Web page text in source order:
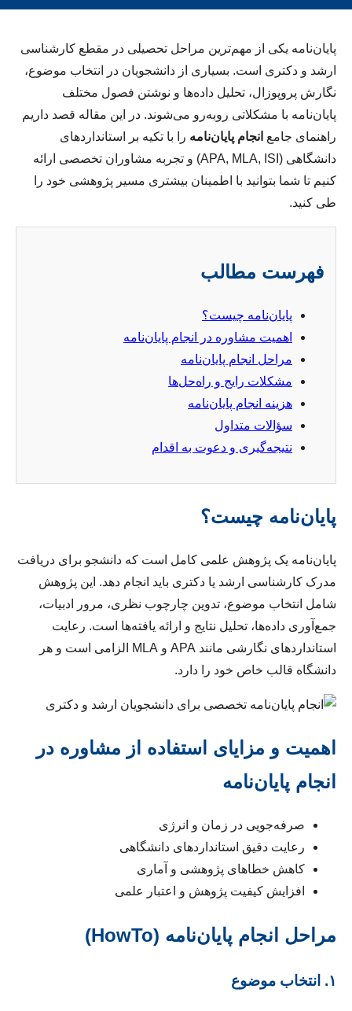
پایان‌نامه یکی از مهم‌ترین مراحل تحصیلی در مقطع کارشناسی
ارشد و دکتری است. بسیاری از دانشجویان در انتخاب موضوع،
نگارش پروپوزال، تحلیل داده‌ها و نوشتن فصول مختلف
پایان‌نامه با مشکلاتی روبه‌رو می‌شوند. در این مقاله قصد داریم
راهنمای جامع انجام پایان‌نامه را با تکیه بر استانداردهای
دانشگاهی (APA, MLA, ISI) و تجربه مشاوران تخصصی ارائه
کنیم تا شما بتوانید با اطمینان بیشتری مسیر پژوهشی خود را
طی کنید.
فهرست مطالب
پایان‌نامه چیست؟
اهمیت مشاوره در انجام پایان‌نامه
مراحل انجام پایان‌نامه
مشکلات رایج و راه‌حل‌ها
هزینه انجام پایان‌نامه
سؤالات متداول
نتیجه‌گیری و دعوت به اقدام
پایان‌نامه چیست؟
پایان‌نامه یک پژوهش علمی کامل است که دانشجو برای دریافت
مدرک کارشناسی ارشد یا دکتری باید انجام دهد. این پژوهش
شامل انتخاب موضوع، تدوین چارچوب نظری، مرور ادبیات،
جمع‌آوری داده‌ها، تحلیل نتایج و ارائه یافته‌ها است. رعایت
استانداردهای نگارشی مانند APA و MLA الزامی است و هر
دانشگاه قالب خاص خود را دارد.
اهمیت و مزایای استفاده از مشاوره در
انجام پایان‌نامه
صرفه‌جویی در زمان و انرژی
رعایت دقیق استانداردهای دانشگاهی
کاهش خطاهای پژوهشی و آماری
افزایش کیفیت پژوهش و اعتبار علمی
مراحل انجام پایان‌نامه (HowTo)
۱. انتخاب موضوع